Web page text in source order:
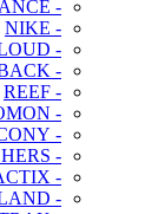
- NEW BALANCE
- NIKE
- ON CLOUD
- REDBACK
- REEF
- SALOMON
- SAUCONY
- SKECHERS
- TACTIX
- TIMBERLAND